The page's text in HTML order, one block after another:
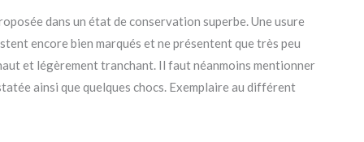
dans un état de conservation superbe. Une usure
encore bien marqués et ne présentent que très peu
et légèrement tranchant. Il faut néanmoins mentionner
ainsi que quelques chocs. Exemplaire au différent